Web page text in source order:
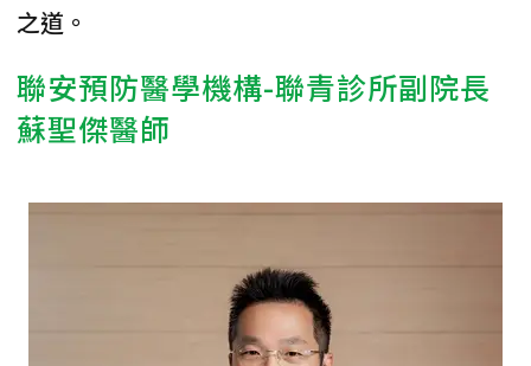
之道。
聯安預防醫學機構-聯青診所副院長
蘇聖傑醫師